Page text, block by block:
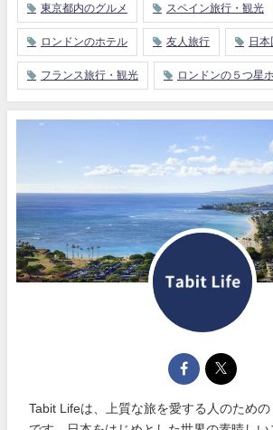
東京都内のグルメ スペイン旅行・観光
ロンドンのホテル 友人旅行 日
フランス旅行・観光 ロンドンの５つ星
Tabit Lifeは、上質な旅を愛する人のため